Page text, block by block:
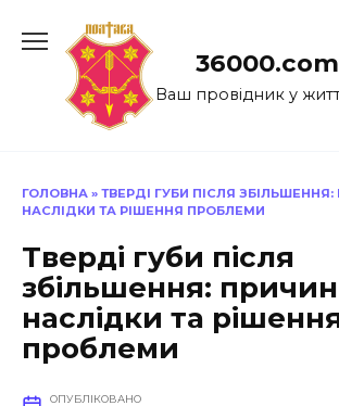
до
Ваш провідник у
ГОЛОВНА » ТВЕРДІ ГУБИ ПІСЛЯ
НАСЛІДКИ ТА РІШЕННЯ ПРОБЛЕМИ
Тверді губи після
збільшення:
наслідки та
проблеми
ОПУБЛІКОВАНО